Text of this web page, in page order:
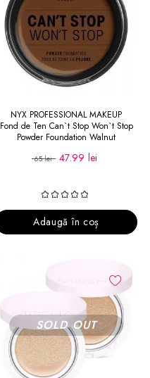
NYX PROFESSIONAL MAKEUP
Fond de Ten Can`t Stop Won`t Stop
Powder Foundation Walnut
65 lei 47.99 lei
Adaugă în coș